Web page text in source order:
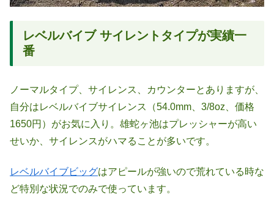
レベルバイブ サイレントタイプが実績一
番
ノーマルタイプ、サイレンス、カウンターとありますが、
自分はレベルバイブサイレンス（54.0mm、3/8oz、価格
1650円）がお気に入り。雄蛇ヶ池はプレッシャーが高い
せいか、サイレンスがハマることが多いです。
レベルバイブビッグはアピールが強いので荒れている時な
ど特別な状況でのみで使っています。